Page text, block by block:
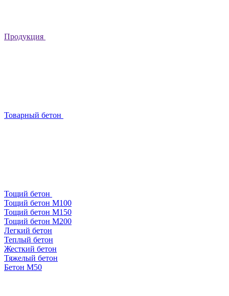
Продукция
Товарный бетон
Тощий бетон
Тощий бетон М100
Тощий бетон М150
Тощий бетон М200
Легкий бетон
Теплый бетон
Жесткий бетон
Тяжелый бетон
Бетон М50